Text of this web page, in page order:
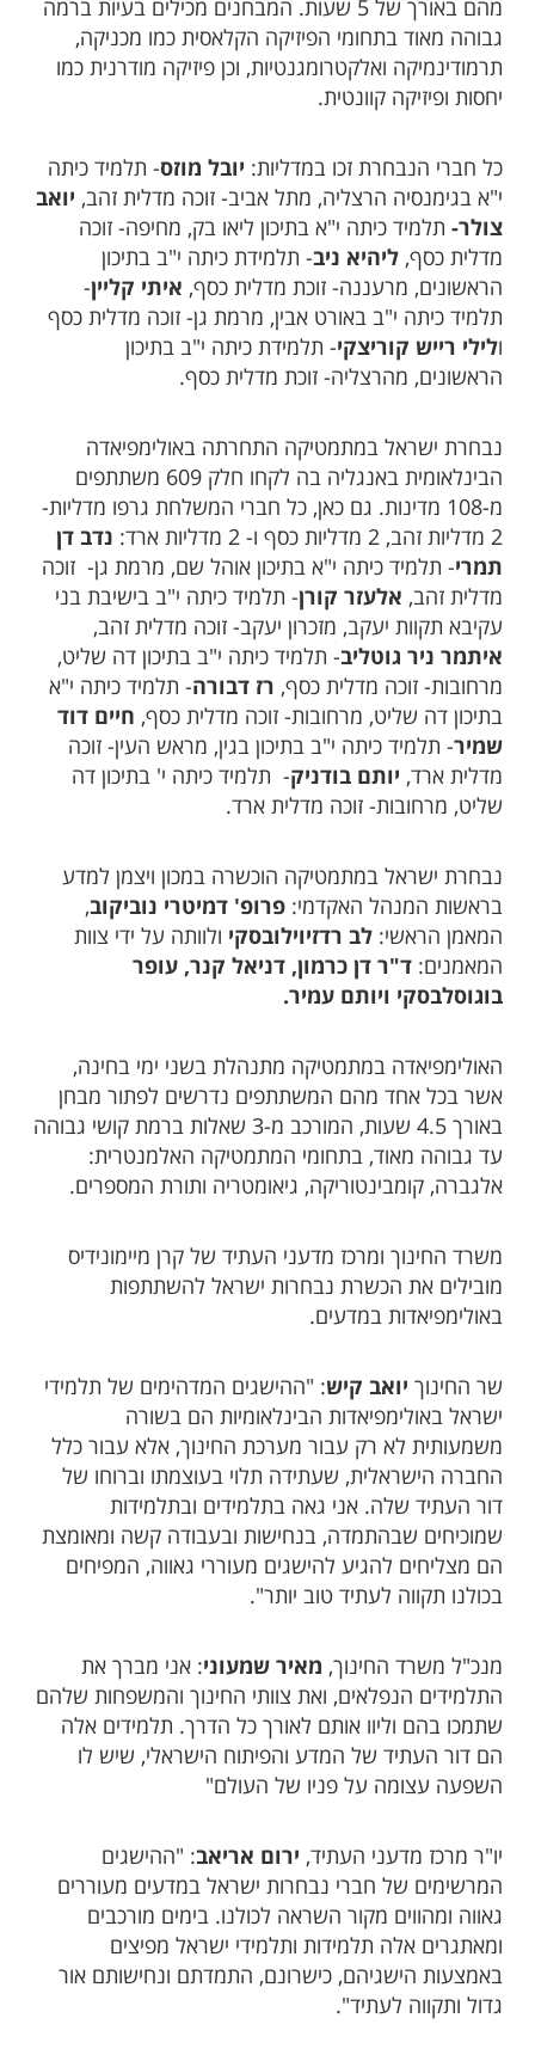
מהם באורך של 5 שעות. המבחנים מכילים בעיות ברמה
גבוהה מאוד בתחומי הפיזיקה הקלאסית כמו מכניקה,
תרמודינמיקה ואלקטרומגנטיות, וכן פיזיקה מודרנית כמו
יחסות ופיזיקה קוונטית.
כל חברי הנבחרת זכו במדליות: יובל מוזס- תלמיד כיתה
י"א בגימנסיה הרצליה, מתל אביב- זוכה מדלית זהב, יואב
צולר- תלמיד כיתה י"א בתיכון ליאו בק, מחיפה- זוכה
מדלית כסף,ליהיא ניב- תלמידת כיתה י"ב בתיכון
הראשונים, מרעננה- זוכת מדלית כסף, איתי קליין-
תלמיד כיתה י"ב באורט אבין, מרמת גן- זוכה מדלית כסף
ולילי רייש קוריצקי- תלמידת כיתה י"ב בתיכון
הראשונים, מהרצליה- זוכת מדלית כסף.
נבחרת ישראל במתמטיקה התחרתה באולימפיאדה
הבינלאומית באנגליה בה לקחו חלק 609 משתתפים
מ-108 מדינות. גם כאן, כל חברי המשלחת גרפו מדליות-
2 מדליות זהב, 2 מדליות כסף ו- 2 מדליות ארד:
נדב דן
תמרי- תלמיד כיתה י"א בתיכון אוהל שם, מרמת גן- זוכה
מדלית זהב, אלעזר קורן- תלמיד כיתה י"ב בישיבת בני
עקיבא תקוות יעקב, מזכרון יעקב- זוכה מדלית זהב,
איתמר ניר גוטליב- תלמיד כיתה י"ב בתיכון דה שליט,
מרחובות- זוכה מדלית כסף, רז דבורה- תלמיד כיתה י"א
בתיכון דה שליט, מרחובות- זוכה מדלית כסף, חיים דוד
שמיר- תלמיד כיתה י"ב בתיכון בגין, מראש העין- זוכה
מדלית ארד, יותם בודניק- תלמיד כיתה י' בתיכון דה
שליט, מרחובות- זוכה מדלית ארד.
נבחרת ישראל במתמטיקה הוכשרה במכון ויצמן למדע
בראשות המנהל האקדמי:פרופ' דמיטרי נוביקוב,
המאמן הראשי:לב רדזיוילובסקי ולוותה על ידי צוות
המאמנים:ד"ר דן כרמון, דניאל קנר, עופר
בוגוסלבסקי ויותם עמיר.
האולימפיאדה במתמטיקה מתנהלת בשני ימי בחינה,
אשר בכל אחד מהם המשתתפים נדרשים לפתור מבחן
באורך 4.5 שעות, המורכב מ-3 שאלות ברמת קושי גבוהה
עד גבוהה מאוד, בתחומי המתמטיקה האלמנטרית:
אלגברה, קומבינטוריקה, גיאומטריה ותורת המספרים.
משרד החינוך ומרכז מדעני העתיד של קרן מיימונידיס
מובילים את הכשרת נבחרות ישראל להשתתפות
באולימפיאדות במדעים.
שר החינוך יואב קיש: "ההישגים המדהימים של תלמידי
ישראל באולימפיאדות הבינלאומיות הם בשורה
משמעותית לא רק עבור מערכת החינוך, אלא עבור כלל
החברה הישראלית, שעתידה תלוי בעוצמתו וברוחו של
דור העתיד שלה. אני גאה בתלמידים ובתלמידות
שמוכיחים שבהתמדה, בנחישות ובעבודה קשה ומאומצת
הם מצליחים להגיע להישגים מעוררי גאווה, המפיחים
בכולנו תקווה לעתיד טוב יותר".
מנכ"ל משרד החינוך, מאיר שמעוני: אני מברך את
התלמידים הנפלאים, ואת צוותי החינוך והמשפחות שלהם
שתמכו בהם וליוו אותם לאורך כל הדרך. תלמידים אלה
הם דור העתיד של המדע והפיתוח הישראלי, שיש לו
השפעה עצומה על פניו של העולם"
יו"ר מרכז מדעני העתיד, ירום אריאב: "ההישגים
המרשימים של חברי נבחרות ישראל במדעים מעוררים
גאווה ומהווים מקור השראה לכולנו. בימים מורכבים
ומאתגרים אלה תלמידות ותלמידי ישראל מפיצים
באמצעות הישגיהם, כישרונם, התמדתם ונחישותם אור
גדול ותקווה לעתיד".